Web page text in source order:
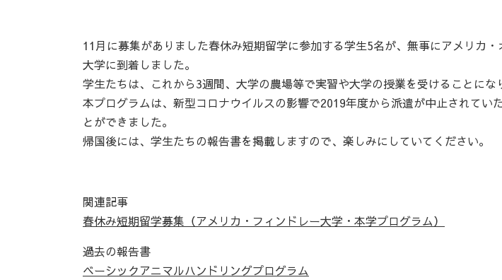
11月に募集がありました春休み短期留学に参加する学生5名が、無事にアメリカ
大学に到着しました。
学生たちは、これから3週間、大学の農場等で実習や大学の授業を受けることにな
本プログラムは、新型コロナウイルスの影響で2019年度から派遣が中止されてい
とができました。
帰国後には、学生たちの報告書を掲載しますので、楽しみにしていてください。
関連記事
春休み短期留学募集（アメリカ・フィンドレー大学・本学プログラム）
過去の報告書
ベーシックアニマルハンドリングプログラム